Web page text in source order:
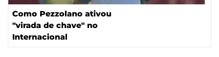
Como Pezzolano ativou
"virada de chave" no
Internacional